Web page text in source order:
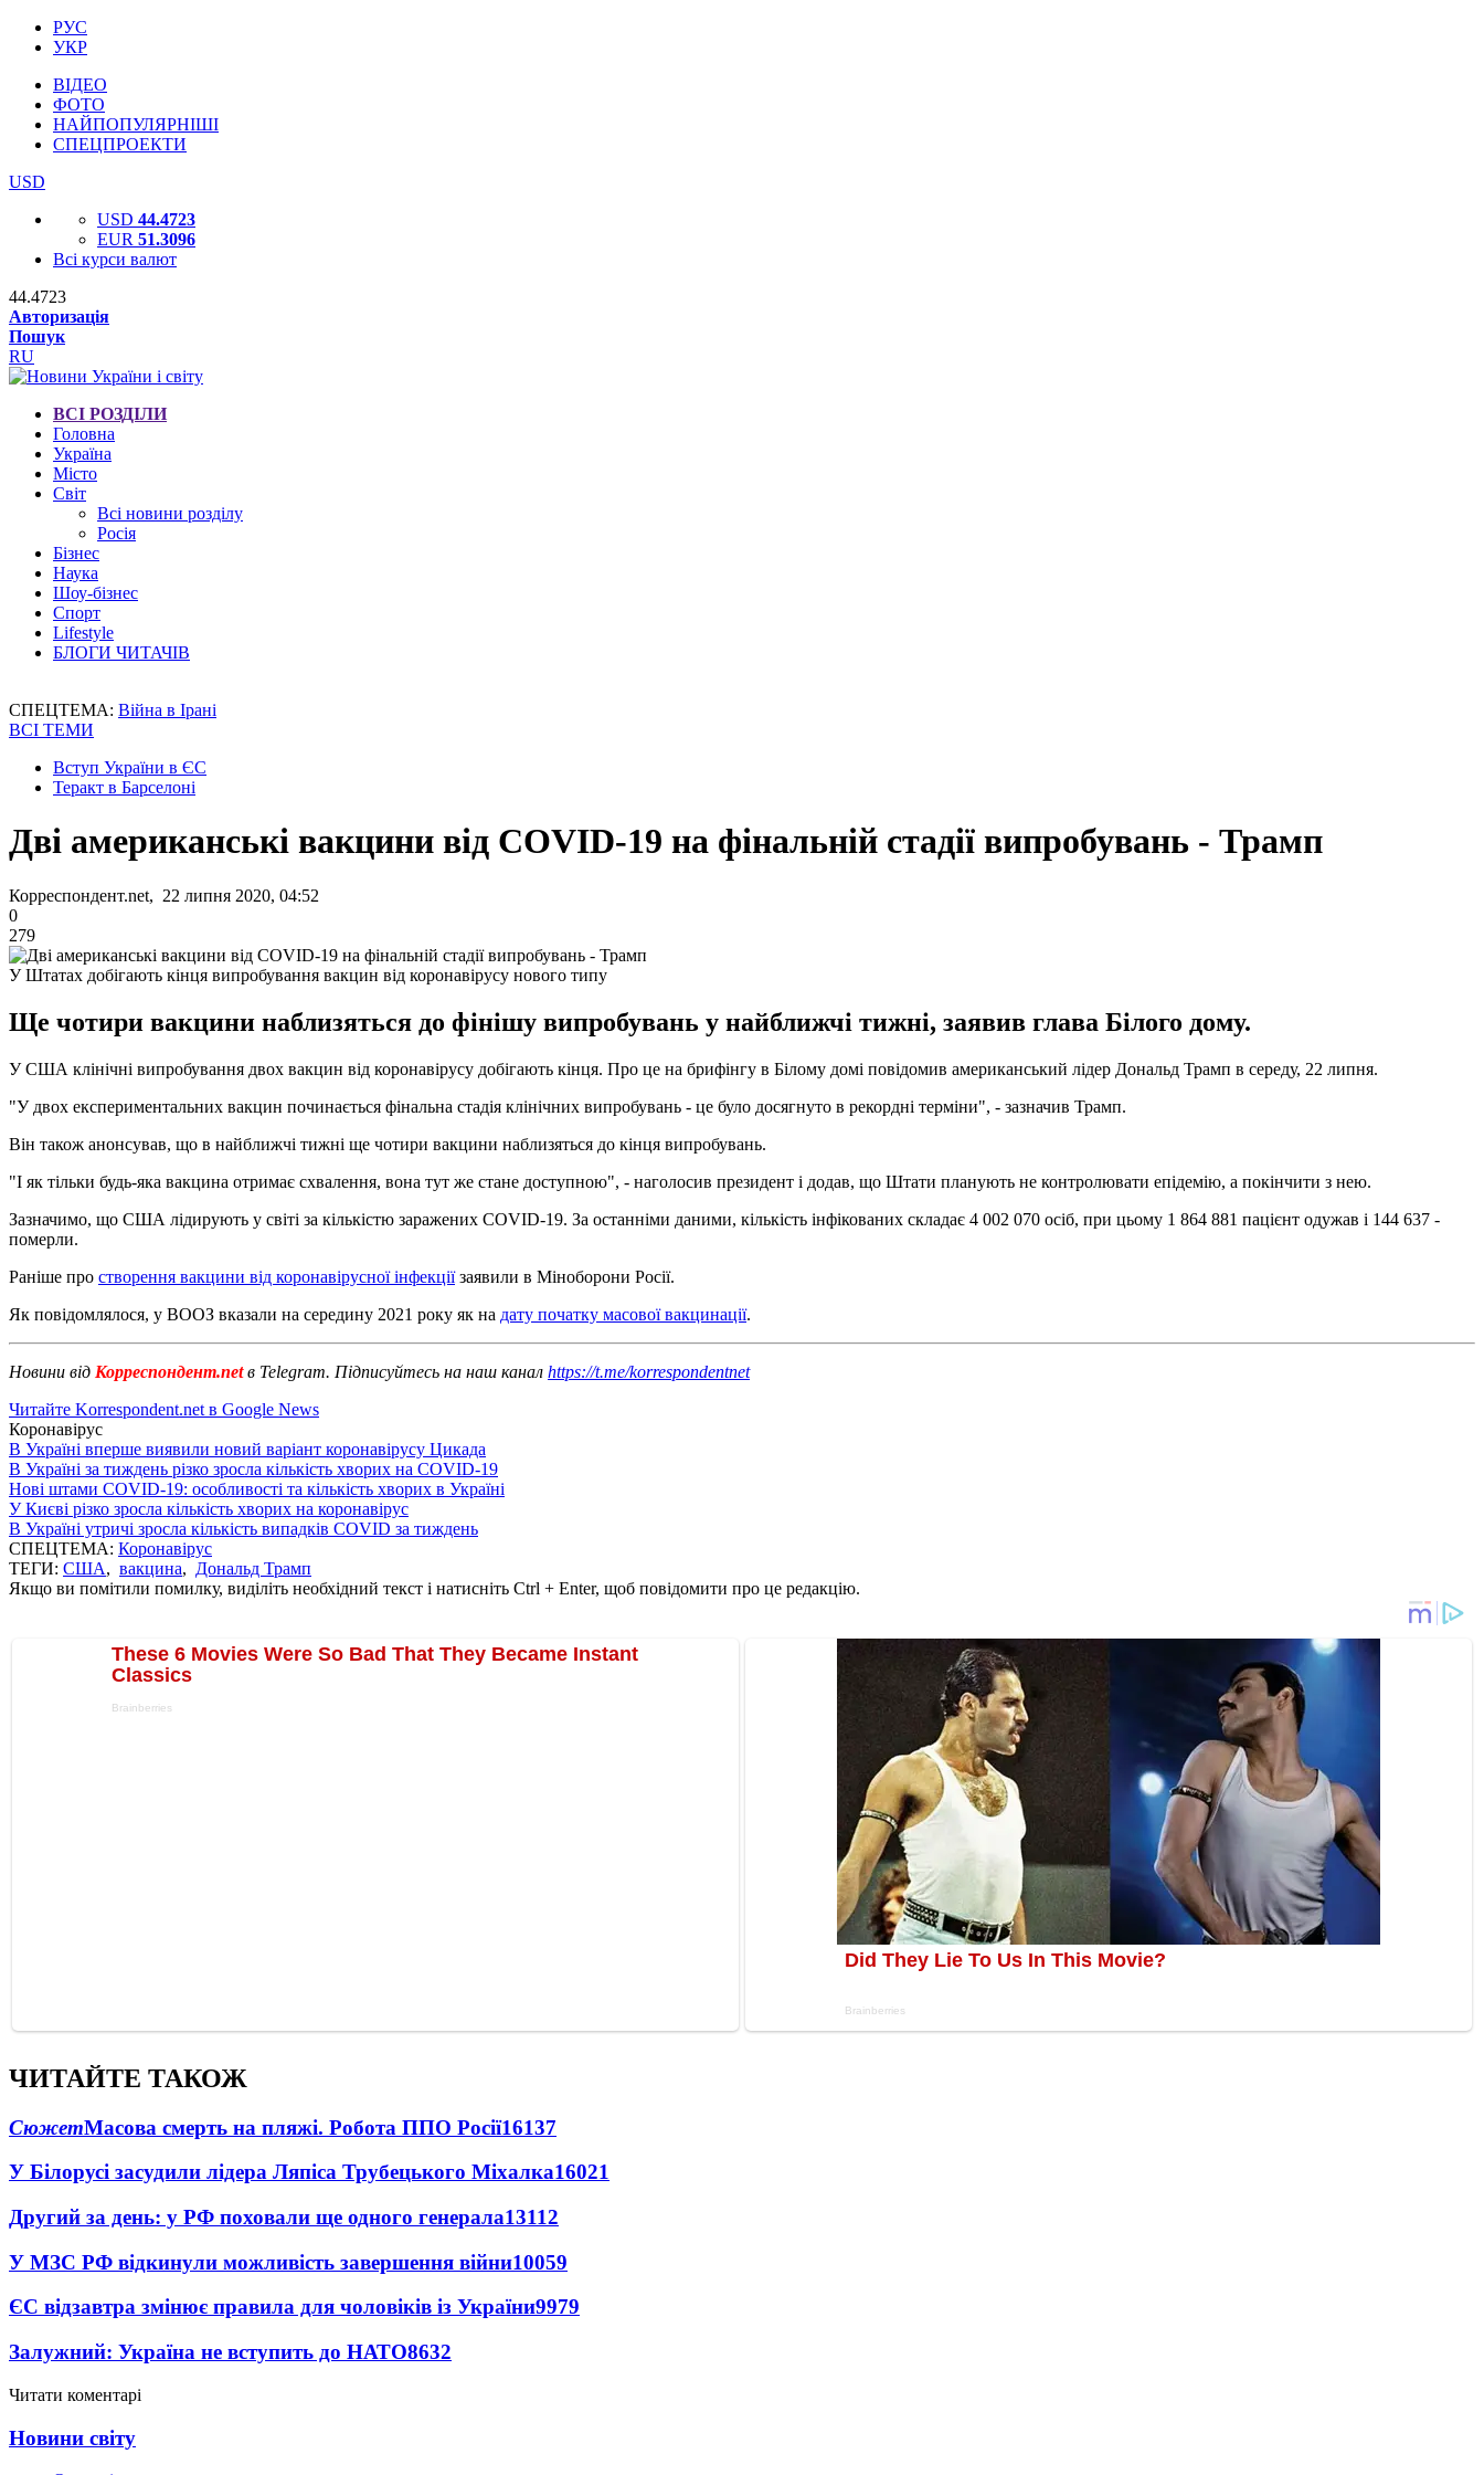
РУС
УКР
ВІДЕО
ФОТО
НАЙПОПУЛЯРНІШІ
СПЕЦПРОЕКТИ
USD
USD 44.4723
EUR 51.3096
Всі курси валют
44.4723
Авторизація
Пошук
RU
ВСІ РОЗДІЛИ
Головна
Україна
Місто
Світ
Всі новини розділу
Росія
Бізнес
Наука
Шоу-бізнес
Спорт
Lifestyle
БЛОГИ ЧИТАЧІВ
СПЕЦТЕМА: Війна в Ірані
ВСІ ТЕМИ
Вступ України в ЄС
Теракт в Барселоні
Дві американські вакцини від COVID-19 на фінальній стадії випробувань - Трамп
Корреспондент.net, 22 липня 2020, 04:52
0
279
У Штатах добігають кінця випробування вакцин від коронавірусу нового типу
Ще чотири вакцини наблизяться до фінішу випробувань у найближчі тижні, заявив глава Білого дому.
У США клінічні випробування двох вакцин від коронавірусу добігають кінця. Про це на брифінгу в Білому домі повідомив американський лідер Дональд Трамп в середу, 22 липня.
"У двох експериментальних вакцин починається фінальна стадія клінічних випробувань - це було досягнуто в рекордні терміни", - зазначив Трамп.
Він також анонсував, що в найближчі тижні ще чотири вакцини наблизяться до кінця випробувань.
"І як тільки будь-яка вакцина отримає схвалення, вона тут же стане доступною", - наголосив президент і додав, що Штати планують не контролювати епідемію, а покінчити з нею.
Зазначимо, що США лідирують у світі за кількістю заражених COVID-19. За останніми даними, кількість інфікованих складає 4 002 070 осіб, при цьому 1 864 881 пацієнт одужав і 144 637 -
померли.
Раніше про створення вакцини від коронавірусної інфекціїзаявили в Міноборони Росії.
Як повідомлялося, у ВООЗ вказали на середину 2021 року як на дату початку масової вакцинації.
Новини від Корреспондент.netв Telegram. Підписуйтесь на наш канал https://t.me/korrespondentnet
Читайте Korrespondent.net в Google News
Коронавірус
В Україні вперше виявили новий варіант коронавірусу Цикада
В Україні за тиждень різко зросла кількість хворих на COVID-19
Нові штами COVID-19: особливості та кількість хворих в Україні
У Києві різко зросла кількість хворих на коронавірус
В Україні утричі зросла кількість випадків COVID за тиждень
СПЕЦТЕМА: Коронавірус
ТЕГИ: США, вакцина, Дональд Трамп
Якщо ви помітили помилку, виділіть необхідний текст і натисніть Ctrl + Enter, щоб повідомити про це редакцію.
ЧИТАЙТЕ ТАКОЖ
СюжетМасова смерть на пляжі. Робота ППО Росії16137
У Білорусі засудили лідера Ляпіса Трубецького Міхалка16021
Другий за день: у РФ поховали ще одного генерала13112
У МЗС РФ відкинули можливість завершення війни10059
ЄС відзавтра змінює правила для чоловіків із України9979
Залужний: Україна не вступить до НАТО8632
Читати коментарі
Новини світу